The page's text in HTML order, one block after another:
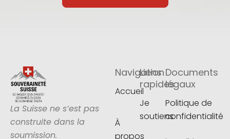
La Suisse ne s’est pas
construite dans la
soumission.
Navigation
Accueil
À
propos
Liens
rapides
Je
soutiens
Documents
légaux
Politique de
confidentialité